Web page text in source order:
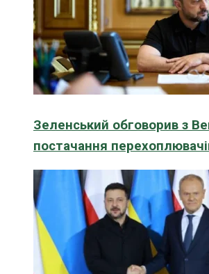
Зеленський обговорив з
постачання